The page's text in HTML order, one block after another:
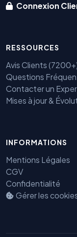
Connexion
RESSOURCES
Avis Clients
Questions
Contacter un
Mises à jour &
INFORMATIONS
Mentions Légales
CGV
Confidentialité
Gérer les